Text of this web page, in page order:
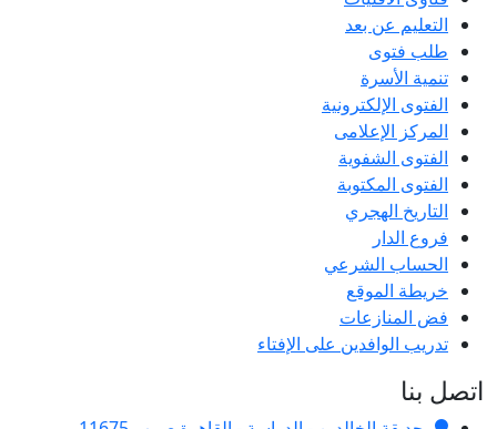
التعليم عن بعد
طلب فتوى
تنمية الأسرة
الفتوى الإلكترونية
المركز الإعلامى
الفتوى الشفوية
الفتوى المكتوبة
التاريخ الهجري
فروع الدار
الحساب الشرعي
خريطة الموقع
فض المنازعات
تدريب الوافدين على الإفتاء
اتصل بنا